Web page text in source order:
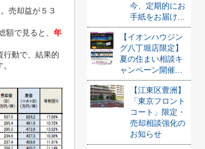
売却益が５３
で見ると、 年
行動で、結果的
今、定期的にお
手紙をお届け...
【イオンハウジン
グ八丁堀店限定】
夏の住まい相談キ
ャンペーン開催...
【江東区豊洲】
「東京フロント
コート」限定・
売却相談強化の
お知らせ